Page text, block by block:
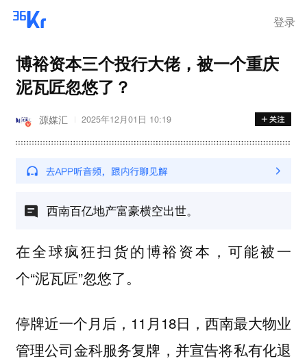
登录
博裕资本三个投行大佬，被一个重庆
泥瓦匠忽悠了？
源媒汇 2025年12月01日 10:19
西南百亿地产富豪横空出世。
在全球疯狂扫货的博裕资本，可能被一
个“泥瓦匠”忽悠了。
停牌近一个月后，11月18日，西南最大物业
管理公司金科服务复牌，并宣告将私有化退